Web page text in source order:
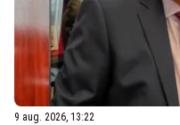
9 aug. 2026, 13:22